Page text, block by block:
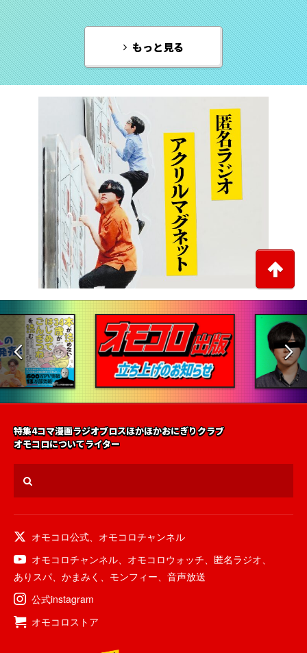
もっと見る
特集4コマ漫画ラジオブロスほかほかおにぎりクラブ
オモコロについてライター
オモコロ公式
オモコロチャンネル
オモコロチャンネル
オモコロウォッチ 匿名ラジオ
ありスパ
かまみく モンフィー
音声放送
公式instagram
オモコロストア